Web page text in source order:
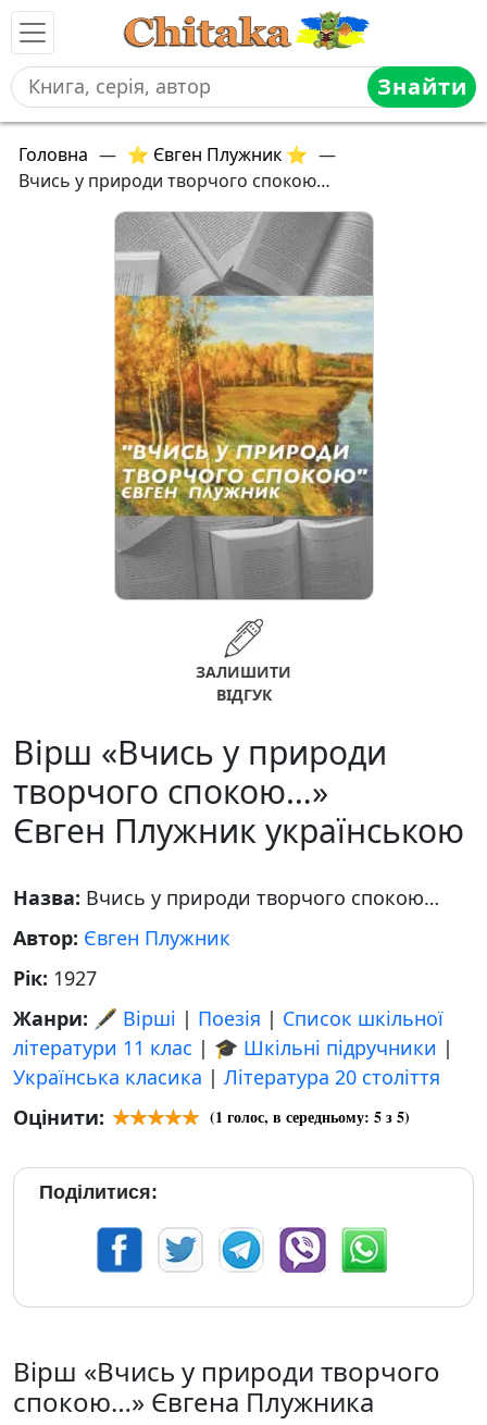
Знайти
Головна — ⭐ Євген Плужник ⭐ —
Вчись у природи творчого спокою…
ЗАЛИШИТИ
ВІДГУК
Вірш «Вчись у природи
творчого спокою…»
Євген Плужник українською
Назва: Вчись у природи творчого спокою…
Автор: Євген Плужник
Рік: 1927
Жанри: 🖋️ Вірші | Поезія | Список шкільної
літератури 11 клас | 🎓 Шкільні підручники |
Українська класика | Література 20 століття
Оцінити:
(1 голос, в середньому: 5з 5)
Поділитися:
Вірш «Вчись у природи творчого
спокою…» Євгена Плужника